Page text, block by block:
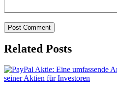
Related Posts